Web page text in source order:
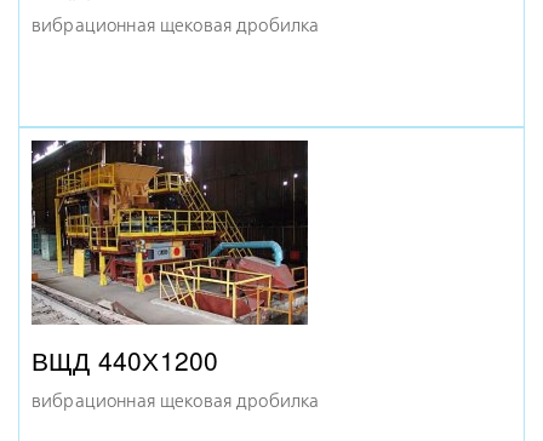
вибрационная щековая дробилка
ВЩД 440Х1200
вибрационная щековая дробилка